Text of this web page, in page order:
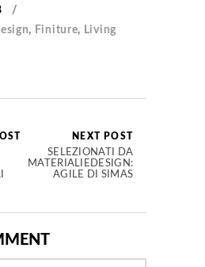
, Finiture, Living
NEXT POST
SELEZIONATI DA
MATERIALIEDESIGN:
AGILE DI SIMAS